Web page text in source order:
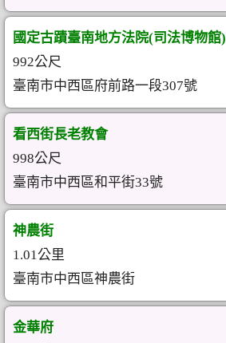
國定古蹟臺南地方法院(司法博物館)
992公尺
臺南市中西區府前路一段307號
看西街長老教會
998公尺
臺南市中西區和平街33號
神農街
1.01公里
臺南市中西區神農街
金華府